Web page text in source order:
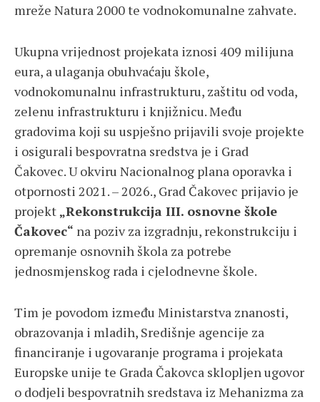
mreže Natura 2000 te vodnokomunalne zahvate.
Ukupna vrijednost projekata iznosi 409 milijuna
eura, a ulaganja obuhvaćaju škole,
vodnokomunalnu infrastrukturu, zaštitu od voda,
zelenu infrastrukturu i knjižnicu. Među
gradovima koji su uspješno prijavili svoje projekte
i osigurali bespovratna sredstva je i Grad
Čakovec. U okviru Nacionalnog plana oporavka i
otpornosti 2021. – 2026., Grad Čakovec prijavio je
projekt „Rekonstrukcija III. osnovne škole
Čakovec“ na poziv za izgradnju, rekonstrukciju i
opremanje osnovnih škola za potrebe
jednosmjenskog rada i cjelodnevne škole.
Tim je povodom između Ministarstva znanosti,
obrazovanja i mladih, Središnje agencije za
financiranje i ugovaranje programa i projekata
Europske unije te Grada Čakovca sklopljen ugovor
o dodjeli bespovratnih sredstava iz Mehanizma za